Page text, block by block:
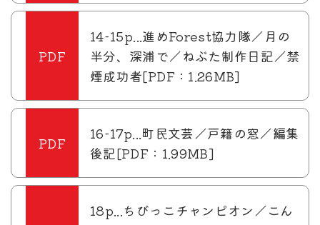
14-15p...進めForest協力隊／月の
半分、深浦で／ねぶた制作日記／禁
煙成功者[PDF：1.26MB]
16-17p...町民文芸／戸籍の窓／編集
後記[PDF：1.99MB]
18p...ちびっこチャンピオン／こん